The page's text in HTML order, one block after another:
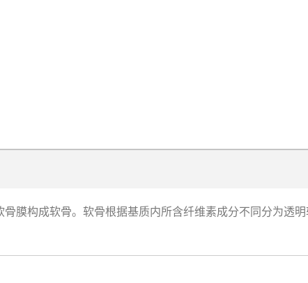
膜构成软骨。软骨根据基质内所含纤维素成分不同分为透